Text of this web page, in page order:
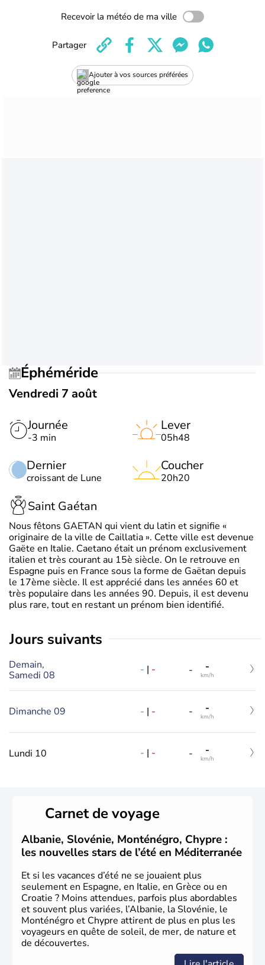
Recevoir la météo de ma ville
Ajouter à vos sources préférées
Partager
Éphéméride
Vendredi 7 août
Journée
-3 min
Dernier
croissant de Lune
Lever
05h48
Coucher
20h20
Saint Gaétan
Nous fêtons GAETAN qui vient du latin et signifie «
originaire de la ville de Caillatia ». Cette ville est devenue
Gaëte en Italie. Caetano était un prénom exclusivement
italien et très courant au 15è siècle. On le retrouve en
Espagne puis en France sous la forme de Gaëtan depuis
le 17ème siècle. Il est apprécié dans les années 60 et
très populaire dans les années 90. Depuis, il est devenu
plus rare, tout en restant un prénom bien identifié.
jours suivants
Demain,
Samedi 08
- | - - -
km/h
Dimanche 09 - | - - -
km/h
Lundi 10 - | - - -
km/h
Carnet de voyage
Albanie, Slovénie, Monténégro, Chypre :
les nouvelles stars de l’été en Méditerranée
Et si les vacances d’été ne se jouaient plus
seulement en Espagne, en Italie, en Grèce ou en
Croatie ? Moins attendues, parfois plus abordables
et souvent plus variées, l’Albanie, la Slovénie, le
Monténégro et Chypre attirent de plus en plus les
voyageurs en quête de soleil, de mer, de nature et
de découvertes.